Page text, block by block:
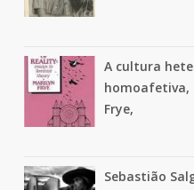
A cultura
homoafetiva,
Frye,
Sebastião